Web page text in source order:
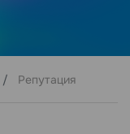
Репутация